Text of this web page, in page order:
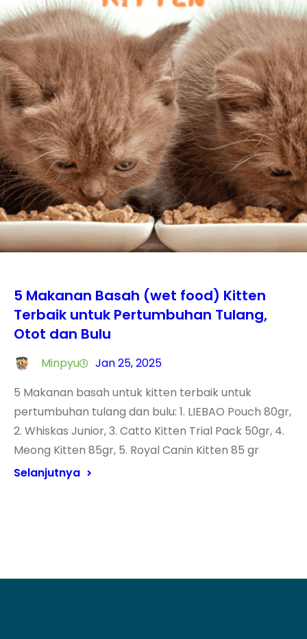
5 Makanan Basah (wet food) Kitten
Terbaik untuk Pertumbuhan Tulang,
Otot dan Bulu
Minpyu
Jan 25, 2025
5 Makanan basah untuk kitten terbaik untuk
pertumbuhan tulang dan bulu: 1. LIEBAO Pouch 80gr,
2. Whiskas Junior, 3. Catto Kitten Trial Pack 50gr, 4.
Meong Kitten 85gr, 5. Royal Canin Kitten 85 gr
Selanjutnya